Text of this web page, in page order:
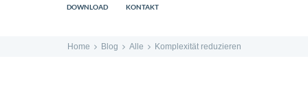
DOWNLOAD KONTAKT
Home Blog Alle Komplexität reduzieren